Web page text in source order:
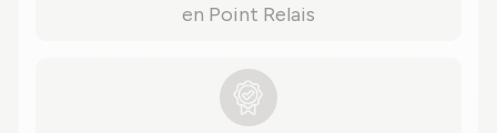
en Point Relais